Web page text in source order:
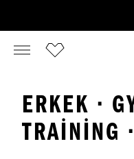
ERKEK ·
TRAINING